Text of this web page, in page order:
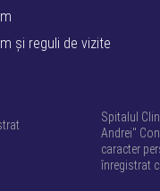
și reguli de vizite
Spitalul
Andrei"
caracter
înregistrat